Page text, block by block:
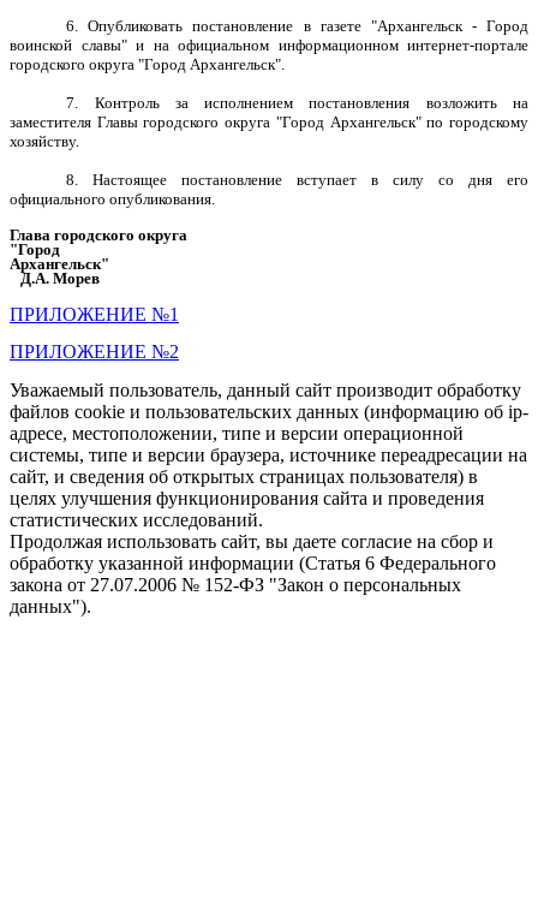
6. Опубликовать постановление в газете "Архангельск - Город
воинской славы" и на официальном информационном интернет-портале
городского округа "Город Архангельск".
7. Контроль за исполнением постановления возложить на
заместителя Главы городского округа "Город Архангельск" по городскому
хозяйству.
8. Настоящее постановление вступает в силу со дня его
официального опубликования.
Глава городского округа
"Город
Архангельск"
Д.А. Морев
ПРИЛОЖЕНИЕ №1
ПРИЛОЖЕНИЕ №2
Уважаемый пользователь, данный сайт производит обработку
файлов cookie и пользовательских данных (информацию об ip-
адресе, местоположении, типе и версии операционной
системы, типе и версии браузера, источнике переадресации на
сайт, и сведения об открытых страницах пользователя) в
целях улучшения функционирования сайта и проведения
статистических исследований.
Продолжая использовать сайт, вы даете согласие на сбор и
обработку указанной информации (Статья 6 Федерального
закона от 27.07.2006 № 152-ФЗ "Закон о персональных
данных").